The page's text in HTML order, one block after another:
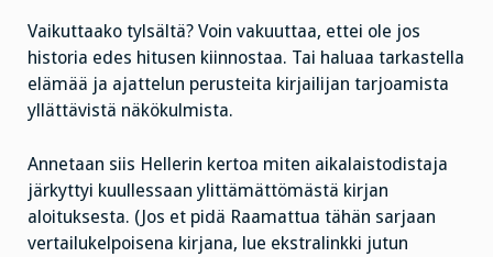
Vaikuttaako tylsältä? Voin vakuuttaa, ettei ole jos
historia edes hitusen kiinnostaa. Tai haluaa tarkastella
elämää ja ajattelun perusteita kirjailijan tarjoamista
yllättävistä näkökulmista.
Annetaan siis Hellerin kertoa miten aikalaistodistaja
järkyttyi kuullessaan ylittämättömästä kirjan
aloituksesta. (Jos et pidä Raamattua tähän sarjaan
vertailukelpoisena kirjana, lue ekstralinkki jutun